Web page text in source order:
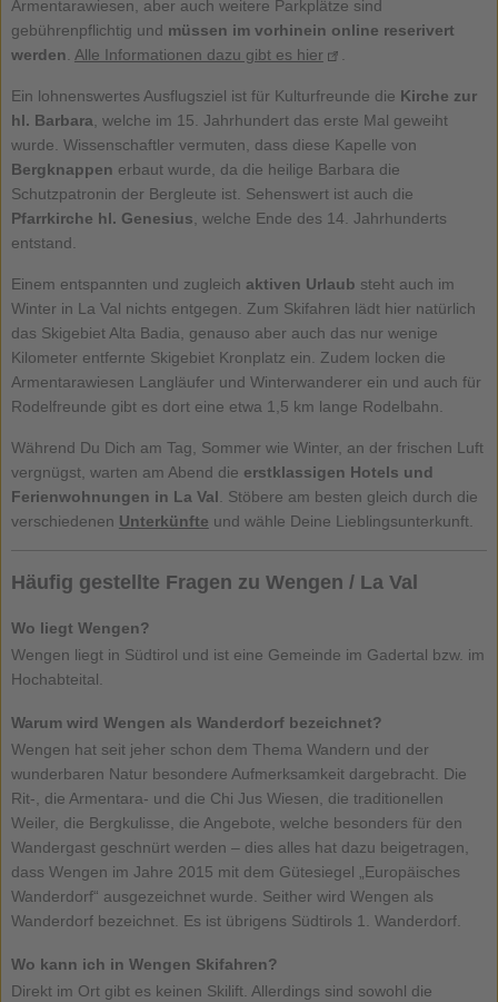
Armentarawiesen, aber auch weitere Parkplätze sind
gebührenpflichtig und müssen im vorhinein online reserivert
werden. Alle Informationen dazu gibt es hier .
Ein lohnenswertes Ausflugsziel ist für Kulturfreunde die Kirche zur
hl. Barbara, welche im 15. Jahrhundert das erste Mal geweiht
wurde. Wissenschaftler vermuten, dass diese Kapelle von
Bergknappen erbaut wurde, da die heilige Barbara die
Schutzpatronin der Bergleute ist. Sehenswert ist auch die
Pfarrkirche hl. Genesius, welche Ende des 14. Jahrhunderts
entstand.
Einem entspannten und zugleich aktiven Urlaub steht auch im
Winter in La Val nichts entgegen. Zum Skifahren lädt hier natürlich
das Skigebiet Alta Badia, genauso aber auch das nur wenige
Kilometer entfernte Skigebiet Kronplatz ein. Zudem locken die
Armentarawiesen Langläufer und Winterwanderer ein und auch für
Rodelfreunde gibt es dort eine etwa 1,5 km lange Rodelbahn.
Während Du Dich am Tag, Sommer wie Winter, an der frischen Luft
vergnügst, warten am Abend die erstklassigen Hotels und
Ferienwohnungen in La Val. Stöbere am besten gleich durch die
verschiedenen Unterkünfte und wähle Deine Lieblingsunterkunft.
Häufig gestellte Fragen zu Wengen / La Val
Wo liegt Wengen?
Wengen liegt in Südtirol und ist eine Gemeinde im Gadertal bzw. im
Hochabteital.
Warum wird Wengen als Wanderdorf bezeichnet?
Wengen hat seit jeher schon dem Thema Wandern und der
wunderbaren Natur besondere Aufmerksamkeit dargebracht. Die
Rit-, die Armentara- und die Chi Jus Wiesen, die traditionellen
Weiler, die Bergkulisse, die Angebote, welche besonders für den
Wandergast geschnürt werden – dies alles hat dazu beigetragen,
dass Wengen im Jahre 2015 mit dem Gütesiegel „Europäisches
Wanderdorf“ ausgezeichnet wurde. Seither wird Wengen als
Wanderdorf bezeichnet. Es ist übrigens Südtirols 1. Wanderdorf.
Wo kann ich in Wengen Skifahren?
Direkt im Ort gibt es keinen Skilift. Allerdings sind sowohl die